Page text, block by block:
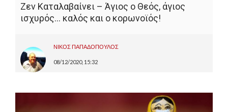
Ζεν Καταλαβαίνει – Άγιος ο Θεός, άγιος
ισχυρός… καλός και ο κορωνοϊός!
ΝΙΚΟΣ ΠΑΠΑΔΟΠΟΥΛΟΣ
08/12/2020, 15:32